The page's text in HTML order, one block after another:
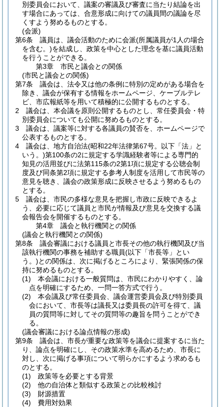
別委員会において、議案の審議及び審査に当たり結論を出
す場合にあっては、合意形成に向けての議員間の議論を尽
くすよう努めるものとする。
(会派)
第6条
議員は、議会活動のために会派(所属議員が1人の場合
を含む。)を結成し、政策を中心とした理念を基に議員活動
を行うことができる。
第3章
市民と議会との関係
(市民と議会との関係)
第7条
議会は、法令又は他の条例に特別の定めがある場合を
除き、議会が保有する情報をホームページ、ケーブルテレ
ビ、市広報紙等を用いて積極的に公開するものとする。
2
議会は、本会議を原則公開するものとし、常任委員会・特
別委員会についても公開に努めるものとする。
3
議会は、議案等に対する各議員の賛否を、ホームページで
公表するものとする。
4
議会は、地方自治法(昭和22年法律第67号。以下「法」と
いう。)第100条の2に規定する学識経験者等による専門的
知見の活用並びに法第115条の2第1項に規定する公聴会制
度及び同条第2項に規定する参考人制度を活用して市民等の
意見を聴き、議会の政策形成に反映させるよう努めるもの
とする。
5
議会は、市民の多様な意見を把握し市政に反映できるよ
う、必要に応じて議員と市民が情報及び意見を交換する議
会報告会を開催するものとする。
第4章
議会と執行機関との関係
(議会と執行機関との関係)
第8条
議会審議における議員と市長その他の執行機関及び当
該執行機関の事務を補助する職員(以下「市長等」とい
う。)との関係は、次に掲げるところにより、緊張関係の保
持に努めるものとする。
(1)
本会議における一般質問は、市民にわかりやすく、論
点を明確にするため、一問一答方式で行う。
(2)
本会議及び常任委員会、議会運営委員会及び特別委員
会において、市長等は議長又は委員長の許可を得て、議
員の質問等に対してその質問等の趣旨を問うことができ
る。
(議会審議における論点情報の形成)
第9条
議会は、市長が重要な政策等を議会に提案するに当た
り、論点を明確にし、その政策水準を高めるため、市長に
対し、次に掲げる事項について明らかにするよう求めるも
のとする。
(1)
政策等を必要とする背景
(2)
他の自治体と類似する政策との比較検討
(3)
財源措置
(4)
費用対効果